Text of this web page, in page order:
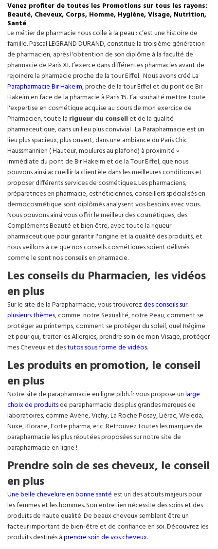
Venez profiter de toutes les Promotions sur tous les rayons:
Beauté, Cheveux, Corps, Homme, Hygiène, Visage, Nutrition,
Santé
Le métier de pharmacie nous colle à la peau : c’est une histoire de
famille. Pascal LEGRAND DURAND, constitue la troisième génération
de pharmacien, après l'obtention de son diplôme à la faculté de
pharmacie de Paris XI. J’exerce dans différentes pharmacies avant de
rejoindre la pharmacie proche de la tour Eiffel. Nous avons créé La
Parapharmacie Bir Hakeim, proche de la tourEiffelet du pont de Bir
Hakeim en face de la pharmacie à Paris 15. J’ai souhaité mettre toute
l'expertise en cosmétique acquise au cours de mon exercice de
Pharmacien, toute la rigueur du conseilet de la qualité
pharmaceutique, dans un lieu plus convivial . La Parapharmacie est un
lieu plus spacieux, plus ouvert, dans une ambiance du Paris Chic
Haussmannien ( Hauteur, moulures au plafond) à proximité »
immédiate du pont de Bir Hakeim et de la Tour Eiffel, que nous
pouvons ainsi accueillir la clientèle dans les meilleures conditions et
proposer différents services de cosmétiques. Les pharmaciens,
préparatrices en pharmacie, esthéticiennes, conseillers spécialisés en
dermocosmétique sont diplômés analysent vos besoins avec vous.
Nous pouvons ainsi vous offrir le meilleur des cosmétiques, des
Compléments Beauté et bien être, avec toute la rigueur
pharmaceutique pour garantir l'origine et la qualité des produits, et
nous veillons à ce que nos conseils cosmétiques soient délivrés
comme le sont nos conseils en pharmacie.
Les conseils du Pharmacien, les vidéos
en plus
Sur le site de la Parapharmacie, vous trouverezdes conseils sur
plusieurs thèmes, comme: notre Sexualité, notre Peau, comment se
protéger au printemps, comment se protéger du soleil, quel Régime
et pour qui, traiter les Allergies, prendre soin de mon Visage, protéger
mes Cheveux et destutos sous forme de vidéos.
Les produits en promotion, le conseil
en plus
Notre site de parapharmacie en ligne pibh.fr vous propose unlarge
choix de produitsde parapharmacie des plus grandes marques de
laboratoires, comme Avène, Vichy, La Roche Posay, Liérac, Weleda,
Nuxe, Klorane, Forte pharma, etc. Retrouvez toutes les marques de
parapharmacie les plus réputées proposées sur notre site de
parapharmacie en ligne !
Prendre soin de ses cheveux, le conseil
en plus
Une belle chevelure en bonne santéest un des atouts majeurs pour
les femmes et les hommes. Son entretien nécessite des soins et des
produits de haute qualité. De beaux cheveux semblent être un
facteur important de bien-être et de confiance en soi. Découvrez les
produits destinés àprendre soin de vos cheveux.